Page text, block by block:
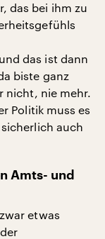
das bei ihm zu
das ist dann
biste ganz
nicht, nie mehr.
Politik muss es
auch
Amts- und
etwas